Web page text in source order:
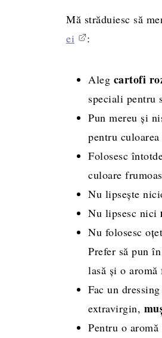
Mă străduiesc să
ei
:
Aleg cartofi
speciali pentru
Pun mereu și
pentru
Folosesc
culoare
Nu lipsește
Nu lipsesc nici
Nu folosesc
Prefer să pun
lasă și o aromă
Fac un
extravirgin,
Pentru o